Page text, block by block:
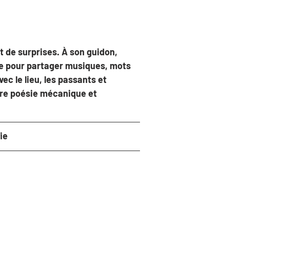
de surprises. À son guidon,
pour partager musiques, mots
le lieu, les passants et
poésie mécanique et